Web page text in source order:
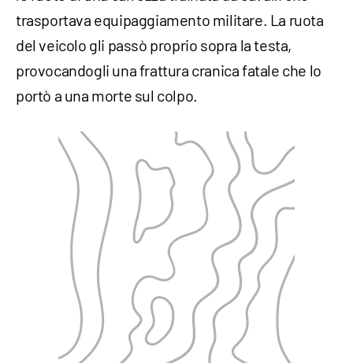
trasportava equipaggiamento militare. La ruota
del veicolo gli passò proprio sopra la testa,
provocandogli una frattura cranica fatale che lo
portò a una morte sul colpo.